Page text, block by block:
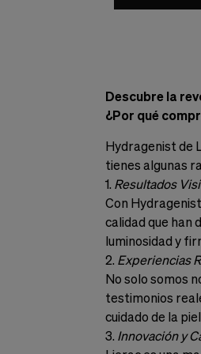
Descubre la
¿Por qué
Hydragenist de
tienes algunas
1. Resultados
Con
calidad que han
luminosidad y
2. Experiencias
No solo somos
testimonios
cuidado de la
3. Innovación y